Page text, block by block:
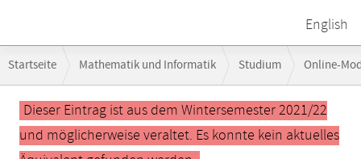
English
Navigation
Startseite Mathematik und Informatik Studium Online-
Mikroökonomie I
Hauptinhalt
Dieser Eintrag ist aus dem Wintersemester 2021/22
und möglicherweise veraltet. Es konnte kein aktuelles